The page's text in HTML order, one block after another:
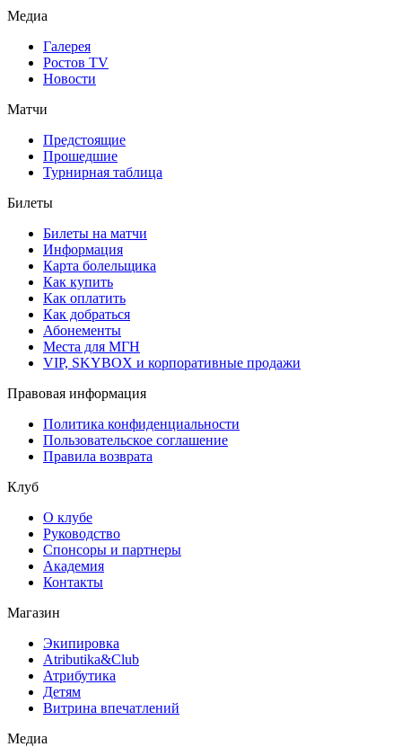
Медиа
Галерея
Ростов TV
Новости
Матчи
Предстоящие
Прошедшие
Турнирная таблица
Билеты
Билеты на матчи
Информация
Карта болельщика
Как купить
Как оплатить
Как добраться
Абонементы
Места для МГН
VIP, SKYBOX и корпоративные продажи
Правовая информация
Политика конфиденциальности
Пользовательское соглашение
Правила возврата
Клуб
О клубе
Руководство
Спонсоры и партнеры
Академия
Контакты
Магазин
Экипировка
Atributika&Club
Атрибутика
Детям
Витрина впечатлений
Медиа